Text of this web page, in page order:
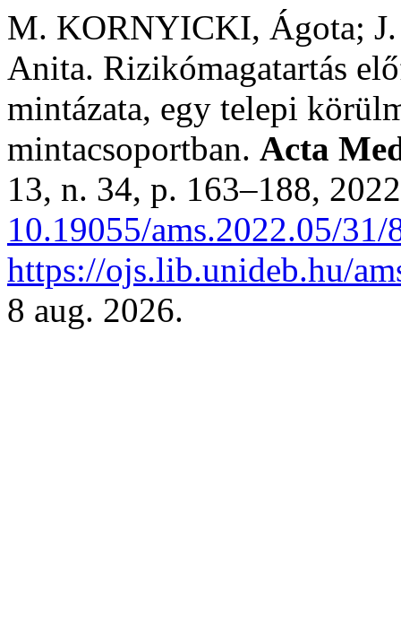
M. KORNYICKI, Ágota;
Anita. Rizikómagatartás
mintázata, egy telepi
mintacsoportban. Acta
13, n. 34, p. 163–188,
10.19055/ams.2022.05/31/
https://ojs.lib.unideb.hu/
8 aug. 2026.